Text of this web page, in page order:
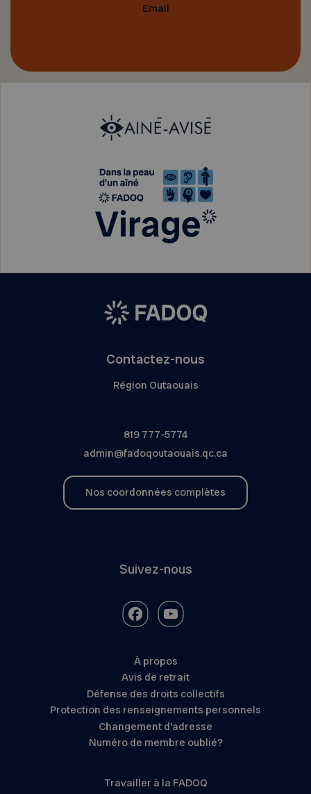
Email
Contactez-nous
Région Outaouais
819 777-5774
admin@fadoqoutaouais.qc.ca
Nos coordonnées complètes
Suivez-nous
À propos
Avis de retrait
Défense des droits collectifs
Protection des renseignements personnels
Changement d’adresse
Numéro de membre oublié?
Travailler à la FADOQ